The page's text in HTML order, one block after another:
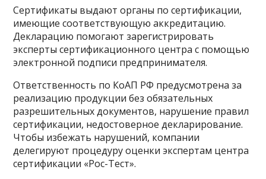
Сертификаты выдают органы по сертификации,
имеющие соответствующую аккредитацию.
Декларацию помогают зарегистрировать
эксперты сертификационного центра с помощью
электронной подписи предпринимателя.
Ответственность по КоАП РФ предусмотрена за
реализацию продукции без обязательных
разрешительных документов, нарушение правил
сертификации, недостоверное декларирование.
Чтобы избежать нарушений, компании
делегируют процедуру оценки экспертам центра
сертификации «Рос-Тест».